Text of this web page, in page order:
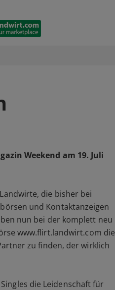
Weekend am 19. Juli
die bisher bei
und Kontaktanzeigen
nun bei der komplett neu
www.flirt.landwirt.com die
zu finden, der wirklich
die Leidenschaft für